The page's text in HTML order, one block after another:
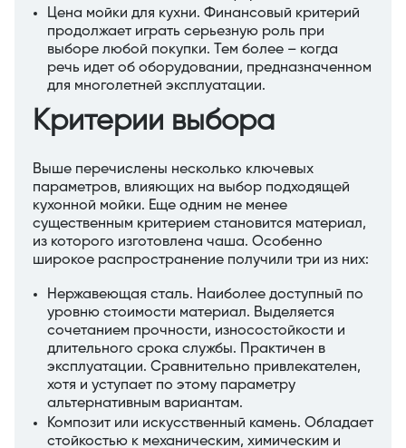
Цена мойки для кухни. Финансовый критерий
продолжает играть серьезную роль при
выборе любой покупки. Тем более – когда
речь идет об оборудовании, предназначенном
для многолетней эксплуатации.
Критерии выбора
Выше перечислены несколько ключевых
параметров, влияющих на выбор подходящей
кухонной мойки. Еще одним не менее
существенным критерием становится материал,
из которого изготовлена чаша. Особенно
широкое распространение получили три из них:
Нержавеющая сталь. Наиболее доступный по
уровню стоимости материал. Выделяется
сочетанием прочности, износостойкости и
длительного срока службы. Практичен в
эксплуатации. Сравнительно привлекателен,
хотя и уступает по этому параметру
альтернативным вариантам.
Композит или искусственный камень. Обладает
стойкостью к механическим, химическим и